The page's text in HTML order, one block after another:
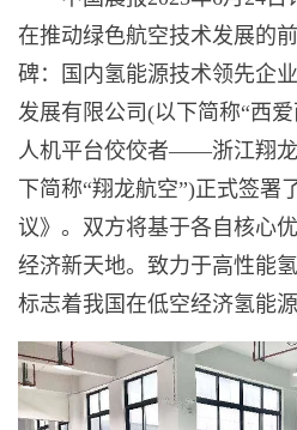
在推动绿色航空技术发展的
碑：国内氢能源技术领先企
发展有限公司(以下简称“西
人机平台佼佼者——浙江翔
下简称“翔龙航空”)正式签署
议》。双方将基于各自核心
经济新天地。致力于高性能
标志着我国在低空经济氢能